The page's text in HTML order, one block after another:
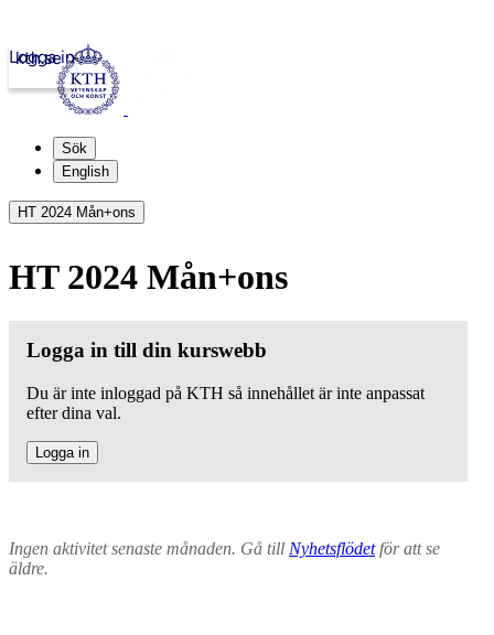
kth.se
Logga in
Sök
English
HT 2024 Mån+ons
HT 2024 Mån+ons
Logga in till din kurswebb
Du är inte inloggad på KTH så innehållet är inte anpassat
efter dina val.
Logga in
Ingen aktivitet senaste månaden. Gå till Nyhetsflödetför att se
äldre.